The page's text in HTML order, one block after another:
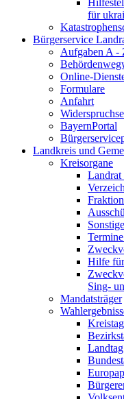
für
Bürgerservice
Aufgaben A -
Online-
Formulare
Anfahrt
BayernPortal
Landkreis und
Kreisorgane
Landrat
Hilfe
Sing-
Mandatsträger
Landtag